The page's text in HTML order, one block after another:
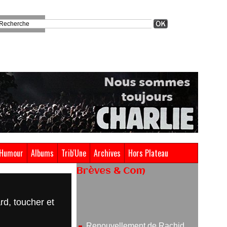
Humour Albums Trib'Une Archives Hors Plateau
toucher et
Brèves & Com